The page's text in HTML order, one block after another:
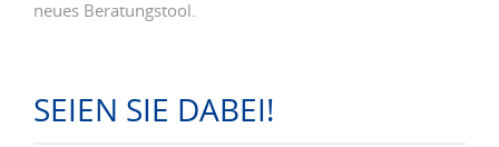
neues Beratungstool.
SEIEN SIE DABEI!